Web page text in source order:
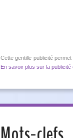
Cette gentille publicité
En savoir plus sur la publicité